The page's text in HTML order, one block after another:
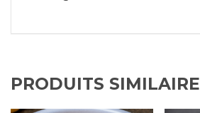
PRODUITS